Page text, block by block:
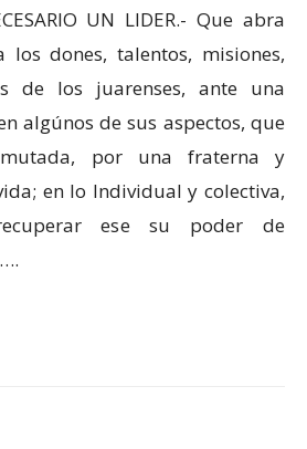
UN LIDER.- Que abra
los dones, talentos, misiones,
de los juarenses, ante una
algúnos de sus aspectos, que
por una fraterna y
en lo Individual y colectiva,
ese su poder de